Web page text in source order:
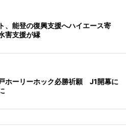
、能登の復興支援へハイエース寄
害支援が縁
ホーリーホック必勝祈願 J1開幕に